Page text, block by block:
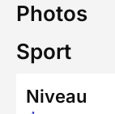
Photos
Sport
Niveau